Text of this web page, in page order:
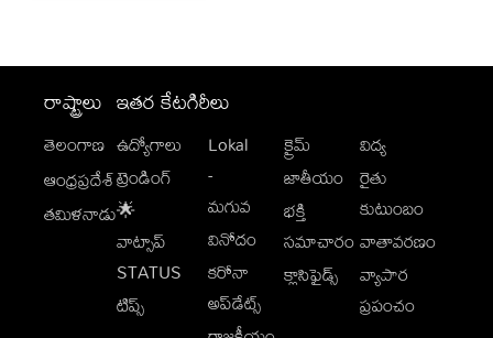
రాష్ట్రాలు
తెలంగాణ
ఆంధ్రప్రదేశ్
తమిళనాడు
ఇతర కేటగిరీలు
ఉద్యోగాలు
ట్రెండింగ్
🌟
వాట్సాప్
STATUS
టిప్స్
Lokal
-
మగువ
వినోదం
కరోనా
అప్‌డేట్స్
క్రైమ్
జాతీయం
భక్తి
సమాచారం
క్లాసిఫైడ్స్
విద్య
రైతు
కుటుంబం
వాతావరణం
వ్యాపార
ప్రపంచం